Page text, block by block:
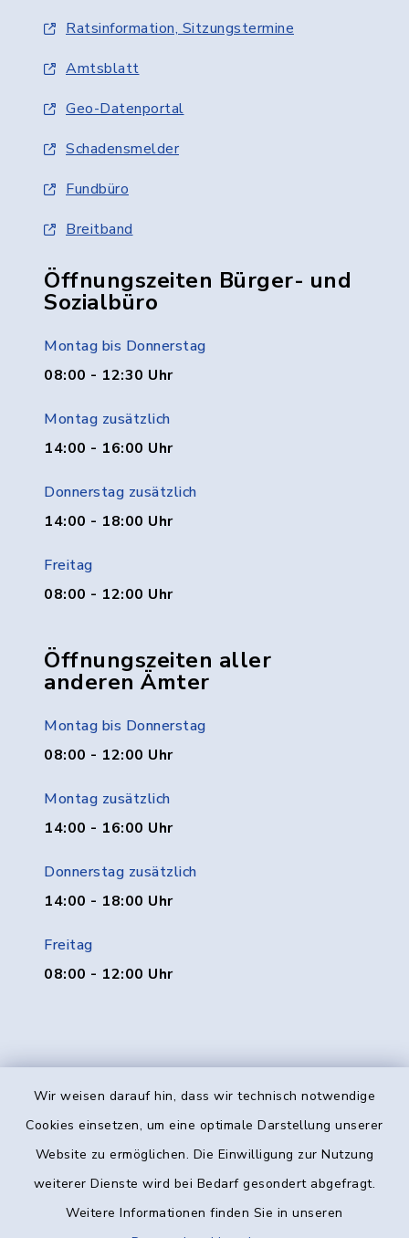
Wir weisen darauf hin, dass wir technisch notwendige
Cookies einsetzen, um eine optimale Darstellung unserer
Website zu ermöglichen. Die Einwilligung zur Nutzung
weiterer Dienste wird bei Bedarf gesondert abgefragt.
Weitere Informationen finden Sie in unseren
Ratsinformation, Sitzungstermine
Amtsblatt
Geo-Datenportal
Schadensmelder
Fundbüro
Breitband
Öffnungszeiten Bürger- und
Sozialbüro
Montag bis Donnerstag
08:00 - 12:30 Uhr
Montag zusätzlich
14:00 - 16:00 Uhr
Donnerstag zusätzlich
14:00 - 18:00 Uhr
Freitag
08:00 - 12:00 Uhr
Öffnungszeiten aller
anderen Ämter
Montag bis Donnerstag
08:00 - 12:00 Uhr
Montag zusätzlich
14:00 - 16:00 Uhr
Donnerstag zusätzlich
14:00 - 18:00 Uhr
Freitag
08:00 - 12:00 Uhr
Kontakt
Datenschutz